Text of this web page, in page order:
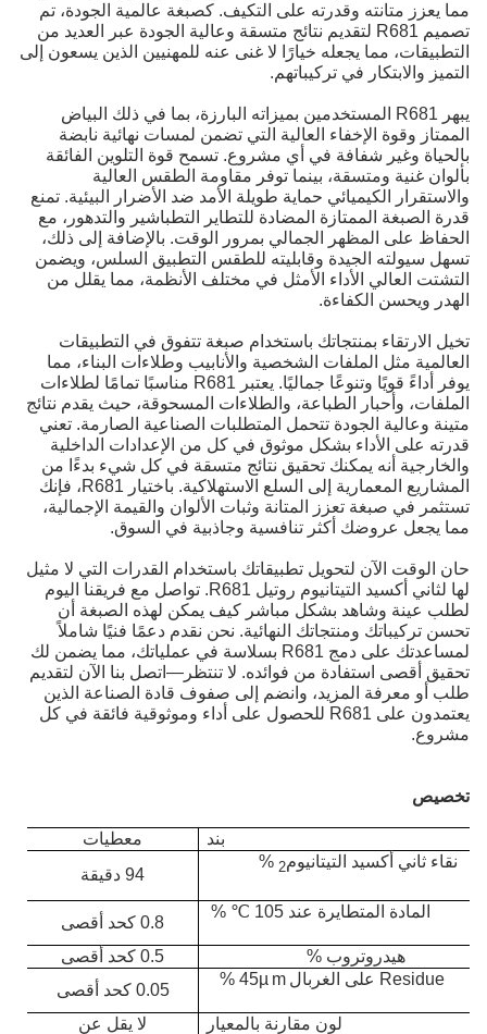
مما يعزز متانته وقدرته على التكيف. كصبغة عالمية الجودة، تم
تصميم R681 لتقديم نتائج متسقة وعالية الجودة عبر العديد من
التطبيقات، مما يجعله خيارًا لا غنى عنه للمهنيين الذين يسعون إلى
التميز والابتكار في تركيباتهم.
يبهر R681 المستخدمين بميزاته البارزة، بما في ذلك البياض
الممتاز وقوة الإخفاء العالية التي تضمن لمسات نهائية نابضة
بالحياة وغير شفافة في أي مشروع. تسمح قوة التلوين الفائقة
بألوان غنية ومتسقة، بينما توفر مقاومة الطقس العالية
والاستقرار الكيميائي حماية طويلة الأمد ضد الأضرار البيئية. تمنع
قدرة الصبغة الممتازة المضادة للتطاير التطباشير والتدهور، مع
الحفاظ على المظهر الجمالي بمرور الوقت. بالإضافة إلى ذلك،
تسهل سيولته الجيدة وقابليته للطقس التطبيق السلس، ويضمن
التشتت العالي الأداء الأمثل في مختلف الأنظمة، مما يقلل من
الهدر ويحسن الكفاءة.
تخيل الارتقاء بمنتجاتك باستخدام صبغة تتفوق في التطبيقات
العالمية مثل الملفات الشخصية والأنابيب وطلاءات البناء، مما
يوفر أداءً قويًا وتنوعًا جماليًا. يعتبر R681 مناسبًا تمامًا لطلاءات
الملفات، وأحبار الطباعة، والطلاءات المسحوقة، حيث يقدم نتائج
متينة وعالية الجودة تتحمل المتطلبات الصناعية الصارمة. تعني
قدرته على الأداء بشكل موثوق في كل من الإعدادات الداخلية
والخارجية أنه يمكنك تحقيق نتائج متسقة في كل شيء بدءًا من
المشاريع المعمارية إلى السلع الاستهلاكية. باختيار R681، فإنك
تستثمر في صبغة تعزز المتانة وثبات الألوان والقيمة الإجمالية،
مما يجعل عروضك أكثر تنافسية وجاذبية في السوق.
حان الوقت الآن لتحويل تطبيقاتك باستخدام القدرات التي لا مثيل
لها لثاني أكسيد التيتانيوم روتيل R681. تواصل مع فريقنا اليوم
لطلب عينة وشاهد بشكل مباشر كيف يمكن لهذه الصبغة أن
تحسن تركيباتك ومنتجاتك النهائية. نحن نقدم دعمًا فنيًا شاملاً
لمساعدتك على دمج R681 بسلاسة في عملياتك، مما يضمن لك
تحقيق أقصى استفادة من فوائده. لا تنتظر—اتصل بنا الآن لتقديم
طلب أو معرفة المزيد، وانضم إلى صفوف قادة الصناعة الذين
يعتمدون على R681 للحصول على أداء وموثوقية فائقة في كل
مشروع.
تخصيص
بند
معطيات
نقاء ثاني أكسيد التيتانيوم2
%
94 دقيقة
المادة المتطايرة عند 105
℃
%
0.8 كحد أقصى
هيدروتروب %
0.5 كحد أقصى
Residue على الغربال 45µ m %
0.05 كحد أقصى
لون مقارنة بالمعيار
لا يقل عن